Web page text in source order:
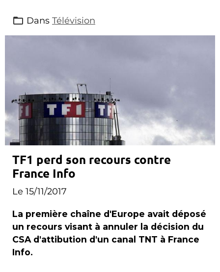
Dans Télévision
TF1 perd son recours contre
France Info
Le 15/11/2017
La première chaîne d'Europe avait déposé
un recours visant à annuler la décision du
CSA d'attibution d'un canal TNT à France
Info.